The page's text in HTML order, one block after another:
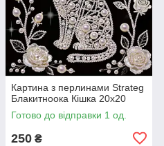
Картина з перлинами Strateg
Блакитноока Кішка 20х20
Готово до відправки 1 од.
250 ₴